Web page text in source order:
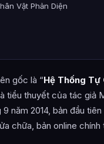
Vật Phản Diện
(Tra Phản) được tổng hợp
gốc là “Hệ Thống Tự
tiểu thuyết của tác
năm 2014, bản đầu
chữa, bản online